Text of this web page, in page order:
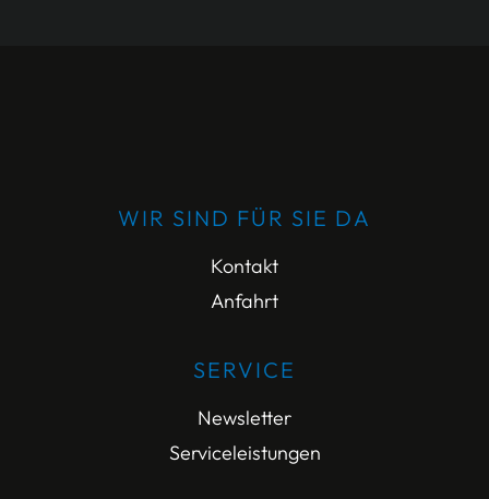
WIR SIND FÜR SIE DA
Kontakt
Anfahrt
SERVICE
Newsletter
Serviceleistungen